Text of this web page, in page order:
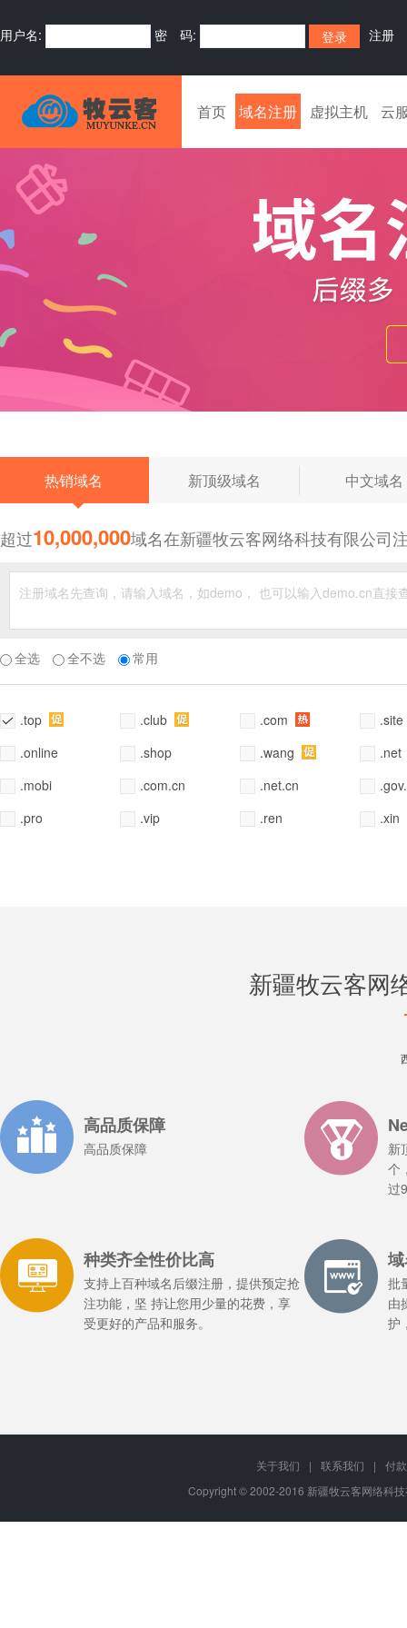
用户名: 密 码: 注册
首页 域名注册 虚拟主机 云
热销域名 新顶级域名 中文域名
超过10,000,000域名在新疆牧云客网络科技有限公司
全选 全不选 常用
.top .club .com
.site
.online
.shop .wang
.net
.mobi
.com.cn .net.cn
.pro
.vip .ren .xin
新疆牧云客网
高品质保障
高品质保障
新
个
过
种类齐全性价比高
支持上百种域名后缀注册，提供预定抢
注功能，坚 持让您用少量的花费，享
受更好的产品和服务。
批
由
护
关于我们 | 联系我们 |
付
Copyright © 2002-2016 新疆牧云客网络科